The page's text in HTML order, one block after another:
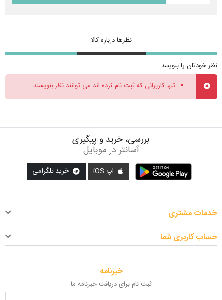
نظرها درباره کالا
نظر خودتان را بنویسد
تنها کاربرانی که ثبت نام کرده اند می توانند نظر بنویسند
بررسی، خرید و پیگیری
آسانتر در موبایل
اپ iOS خرید تلگرامی
خبرنامه
ثبت نام برای دریافت خبرنامه ما
خدمات مشتری
حساب کاربری شما